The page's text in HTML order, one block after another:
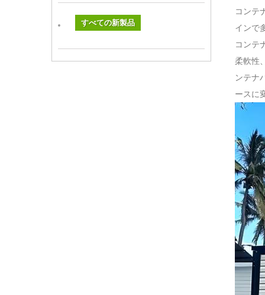
すべての新製品
コンテ
インで
コンテ
柔軟性
ンテナ
ースに